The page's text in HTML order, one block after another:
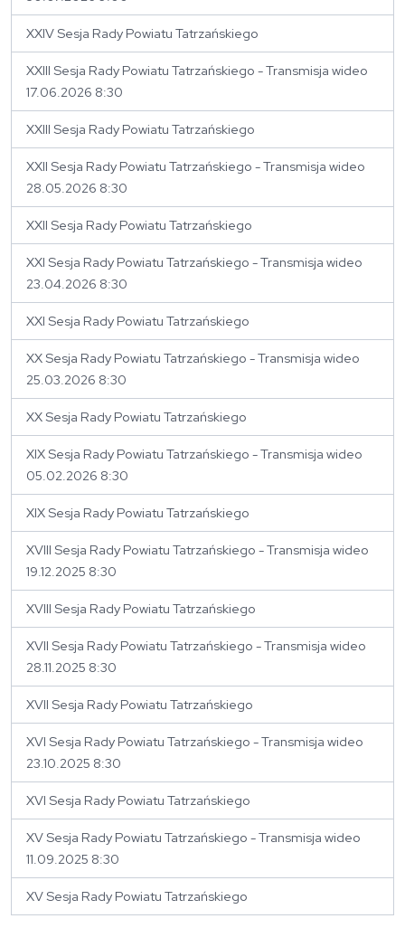
XXIV Sesja Rady Powiatu Tatrzańskiego
XXIII Sesja Rady Powiatu Tatrzańskiego - Transmisja wideo
17.06.2026 8:30
XXIII Sesja Rady Powiatu Tatrzańskiego
XXII Sesja Rady Powiatu Tatrzańskiego - Transmisja wideo
28.05.2026 8:30
XXII Sesja Rady Powiatu Tatrzańskiego
XXI Sesja Rady Powiatu Tatrzańskiego - Transmisja wideo
23.04.2026 8:30
XXI Sesja Rady Powiatu Tatrzańskiego
XX Sesja Rady Powiatu Tatrzańskiego - Transmisja wideo
25.03.2026 8:30
XX Sesja Rady Powiatu Tatrzańskiego
XIX Sesja Rady Powiatu Tatrzańskiego - Transmisja wideo
05.02.2026 8:30
XIX Sesja Rady Powiatu Tatrzańskiego
XVIII Sesja Rady Powiatu Tatrzańskiego - Transmisja wideo
19.12.2025 8:30
XVIII Sesja Rady Powiatu Tatrzańskiego
XVII Sesja Rady Powiatu Tatrzańskiego - Transmisja wideo
28.11.2025 8:30
XVII Sesja Rady Powiatu Tatrzańskiego
XVI Sesja Rady Powiatu Tatrzańskiego - Transmisja wideo
23.10.2025 8:30
XVI Sesja Rady Powiatu Tatrzańskiego
XV Sesja Rady Powiatu Tatrzańskiego - Transmisja wideo
11.09.2025 8:30
XV Sesja Rady Powiatu Tatrzańskiego